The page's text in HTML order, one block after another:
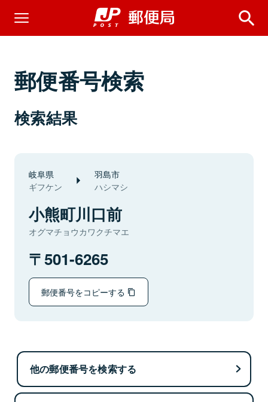
郵便番号検索
検索結果
岐阜県
ギフケン
羽島市
ハシマシ
小熊町川口前
オグマチョウカワクチマエ
501-6265
郵便番号をコピーする
他の郵便番号を検索する